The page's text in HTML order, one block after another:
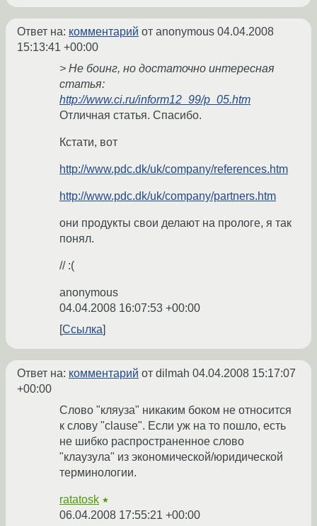
Ответ на: комментарий от anonymous 04.04.2008
15:13:41 +00:00
> Не боинг, но достаточно интересная
статья:
http://www.ci.ru/inform12_99/p_05.htm
Отличная статья. Спасибо.
Кстати, вот
http://www.pdc.dk/uk/company/references.htm
http://www.pdc.dk/uk/company/partners.htm
они продукты свои делают на прологе, я так
понял.
// :(
anonymous
04.04.2008 16:07:53 +00:00
Ссылка
Ответ на: комментарий от dilmah 04.04.2008 15:17:07
+00:00
Слово "кляуза" никаким боком не относится
к слову "clause". Если уж на то пошло, есть
не шибко распространенное слово
"клаузула" из экономической/юридической
терминологии.
ratatosk ★
06.04.2008 17:55:21 +00:00